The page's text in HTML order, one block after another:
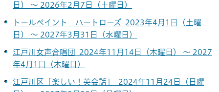
日） ～ 2026年2月7日（土曜日）
トールペイント ハートローズ 2023年4月1日（土曜
日） ～ 2027年3月31日（水曜日）
江戸川女声合唱団 2024年11月14日（木曜日） ～ 2027
年4月1日（木曜日）
江戸川区「楽しい！英会話」 2024年11月24日（日曜